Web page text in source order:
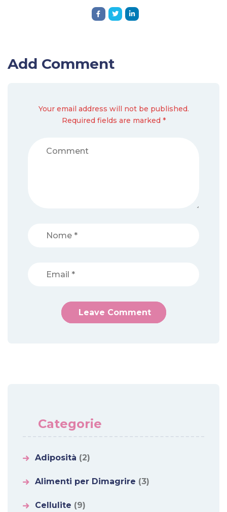
Add Comment
Your email address will not be published.
Required fields are marked *
Categorie
Adiposità (2)
Alimenti per Dimagrire (3)
Cellulite (9)